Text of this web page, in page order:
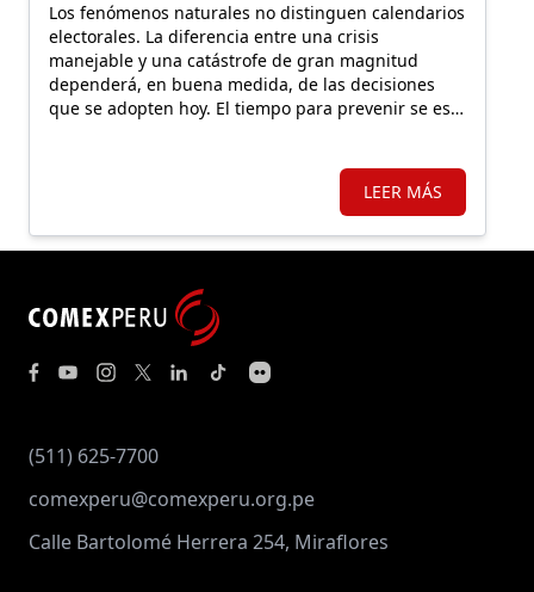
Los fenómenos naturales no distinguen calendarios
electorales. La diferencia entre una crisis
manejable y una catástrofe de gran magnitud
dependerá, en buena medida, de las decisiones
que se adopten hoy. El tiempo para prevenir se está
LEER MÁS
(511) 625-7700
comexperu@comexperu.org.pe
Calle Bartolomé Herrera 254, Miraflores